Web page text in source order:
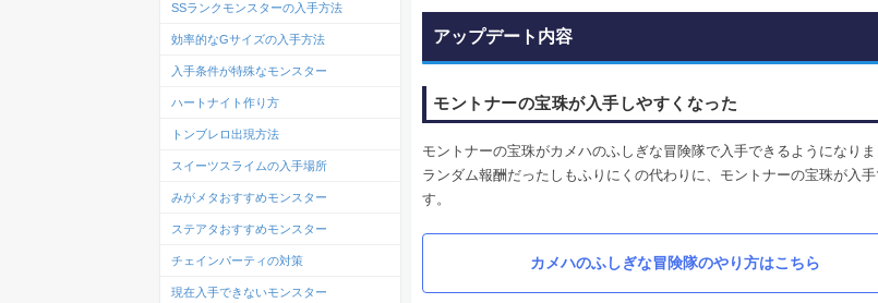
アップデート内容
モントナーの宝珠が入手しやすくなった
モントナーの宝珠がカメハのふしぎな冒険隊で入手できるようになりま
ランダム報酬だったしもふりにくの代わりに、モントナーの宝珠が入手
す。
カメハのふしぎな冒険隊のやり方はこちら
SSランクモンスターの入手方法
効率的なGサイズの入手方法
入手条件が特殊なモンスター
ハートナイト作り方
トンブレロ出現方法
スイーツスライムの入手場所
みがメタおすすめモンスター
ステアタおすすめモンスター
チェインパーティの対策
現在入手できないモンスター